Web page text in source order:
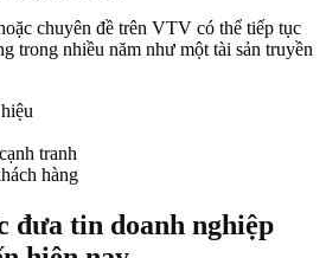
chuyên đề trên VTV có thể tiếp tục
trong nhiều năm như một tài sản truyền
tranh
hàng
đưa tin doanh nghiệp